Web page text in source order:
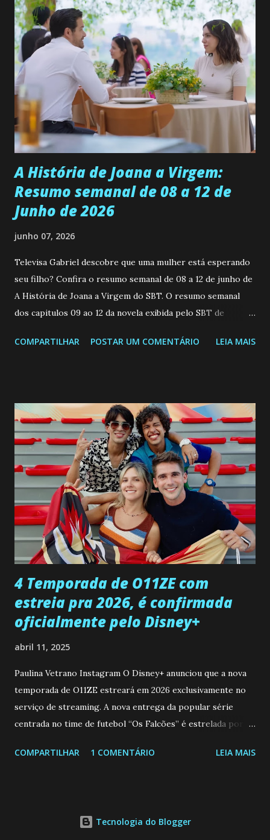
permanecer virgem até encontrar o homem que realmente
ama, o que não é fácil, já que dedica todas as suas energias a
se aprimorar, trabalhando, estudando e se orgulhando de
ser a primeira mulher da família a ingressar na
universidade. Ela tem uma personalidade muito alegre, é
muito madura para a idade, determinada, criativa e
empática. Detesta injustiças e é uma ótima amiga. Pode ser
teimosa e muito persistente quando decide fazer algo.
Durante um exame ginecológico, ela é inseminada por eng...
A História de Joana a Virgem:
Resumo semanal de 08 a 12 de
Junho de 2026
junho 07, 2026
Televisa Gabriel descobre que uma mulher está esperando
seu filho? Confira o resumo semanal de 08 a 12 de junho de
A História de Joana a Virgem do SBT. O resumo semanal
dos capitulos 09 ao 12 da novela exibida pelo SBT de
a Programação Semanal do SBT de 08/06/26 a 14/06/26
confessa a Gabriel que ele demonstrou ser o tipo de
pessoa que ela tanto desejou durante toda a vida. Camila
entra no quarto de Gabriel e imagina como seria o
encontro deles, quando conseguir seduzi-lo. Manuel avisa a
Paula sobre a suposta infidelidade de Gabriel com Joana.
Rogerio consegue se livrar de todas as suspeitas pelo
desaparecimento de Francisco, apontando que ele poderia
ter sido vítima da fúria de Gabriel. Artur informa a Gabriel
que a clínica inseminou por engano outra paciente, que está
...
COMPARTILHAR POSTAR UM COMENTÁRIO LEIA MAIS
4 Temporada de O11ZE com
estreia pra 2026, é confirmada
oficialmente pelo Disney+
abril 11, 2025
Paulina Vetrano Instagram O Disney+ anunciou que a nova
temporada de O11ZE estreará em 2026 exclusivamente no
serviço de streaming. A nova entrega da popular série
centrada no time de futebol “Os Falcões” é estrelada por
Brum (Dedé), que voltam a interpretar seus personagens
atleta Sergio “Kun” Agüero, além de outras figuras de
COMPARTILHAR 1 COMENTÁRIO LEIA MAIS
Tecnologia do Blogger